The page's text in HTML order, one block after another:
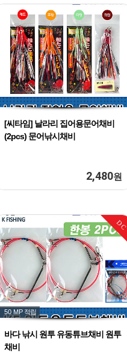
[씨타임] 날라리 집어용문어채비
(2pcs) 문어낚시채비
2,480원
DC
50 MP 적립
바다 낚시 원투 유동튜브채비 원투
채비